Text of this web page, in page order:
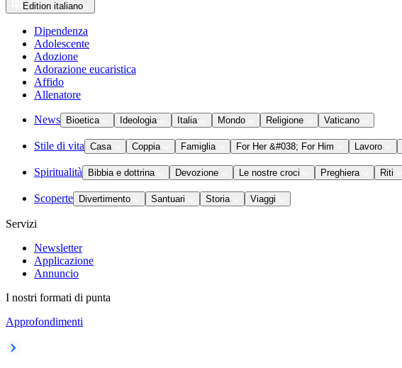
Edition italiano
Dipendenza
Adolescente
Adozione
Adorazione eucaristica
Affido
Allenatore
News Bioetica Ideologia Italia Mondo Religione Vaticano
Stile di vita Casa Coppia Famiglia For Her &#038; For Him Lavoro
Spiritualità Bibbia e dottrina Devozione Le nostre croci Preghiera Riti
Scoperte Divertimento Santuari Storia Viaggi
Servizi
Newsletter
Applicazione
Annuncio
I nostri formati di punta
Approfondimenti